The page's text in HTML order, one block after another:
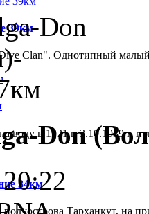
39км
Clan". Однотипный
воду в 1921 г. 3.10.1939 г.
34км
Тарханкут, на
Don